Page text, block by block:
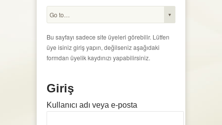
Bu sayfayı sadece site üyeleri görebilir. Lütfen
üye isiniz giriş yapın, değilseniz aşağıdaki
formdan üyelik kaydınızı yapabilirsiniz.
Giriş
Kullanıcı adı veya e-posta